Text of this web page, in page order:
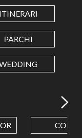
decimal separator.
ITINERARI
PARCHI
CORSI